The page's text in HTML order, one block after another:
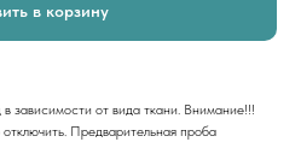
в корзину
зависимости от вида ткани. Внимание!!!
Предварительная проба